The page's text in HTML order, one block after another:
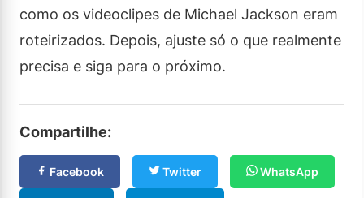
como os videoclipes de Michael Jackson eram
roteirizados. Depois, ajuste só o que realmente
precisa e siga para o próximo.
Compartilhe:
Facebook Twitter WhatsApp